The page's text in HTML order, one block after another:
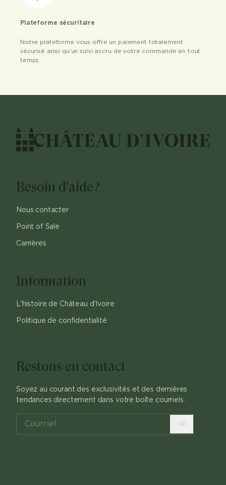
Plateforme sécuritaire
Notre plateforme vous offre un paiement totalement
sécurisé ainsi qu’un suivi accru de votre commande en tout
temps
Besoin d'aide?
Nous contacter
Point of Sale
Carrières
Information
L'histoire de Château d'Ivoire
Politique de confidentialité
Restons en contact
Soyez au courant des exclusivités et des dernières
tendances directement dans votre boîte courriels.
ok